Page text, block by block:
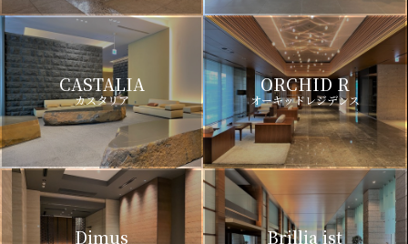
CASTALIA
カスタリア
ORCHID R
オーキッドレジデンス
Dimus Brillia ist